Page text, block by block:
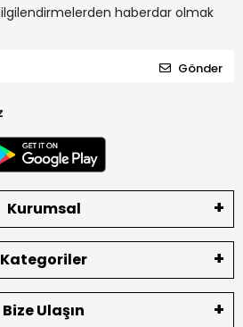
haberdar olmak
Gönder
Kurumsal
Kategoriler
Bize Ulaşın